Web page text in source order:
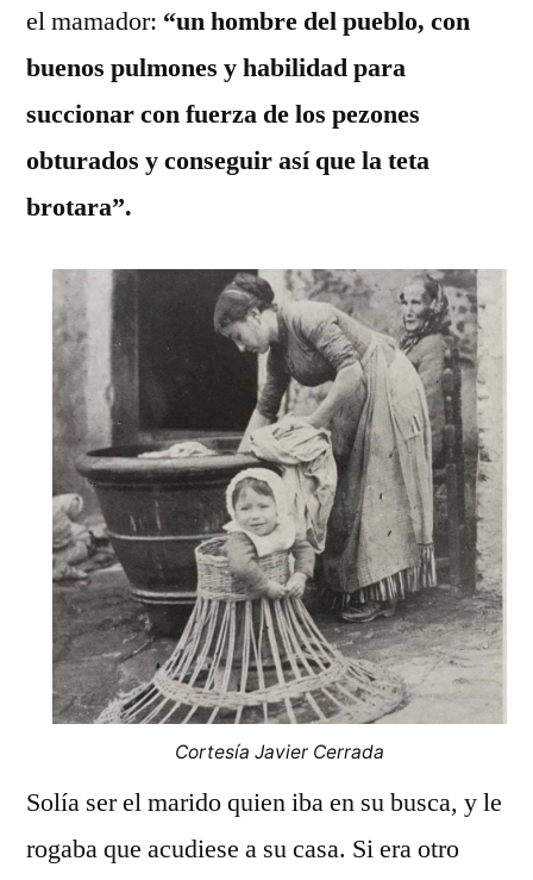
el mamador: “un hombre del pueblo, con
buenos pulmones y habilidad para
succionar con fuerza de los pezones
obturados y conseguir así que la teta
brotara”.
Cortesía Javier Cerrada
Solía ser el marido quien iba en su busca, y le
rogaba que acudiese a su casa. Si era otro